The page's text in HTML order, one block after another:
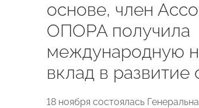
основе, член
ОПОРА получила
международную
вклад в развитие
18 ноября состоялась